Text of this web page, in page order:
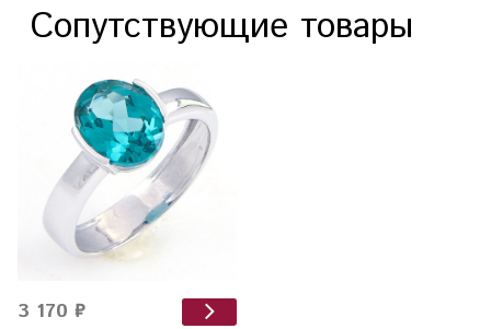
Сопутствующие товары
3 170 ₽